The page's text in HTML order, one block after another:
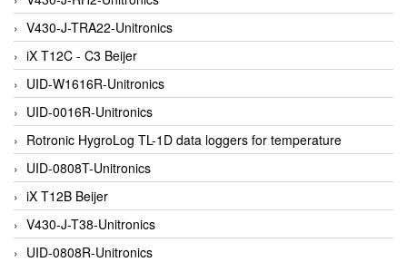
Dixon Valve
Doctor Led Vietnam
DOLD - Autho ANS
Dold Vietnam
Dongdo Tech
Donghwa Valve
Dongkun
Dosing Pump
DR. NEUMANN Peltier-Technik
V430-J-TRA22-Unitronics
iX T12C - C3 Beijer
UID-W1616R-Unitronics
UID-0016R-Unitronics
Rotronic HygroLog TL-1D data loggers for temperature
UID-0808T-Unitronics
iX T12B Beijer
V430-J-T38-Unitronics
UID-0808R-Unitronics